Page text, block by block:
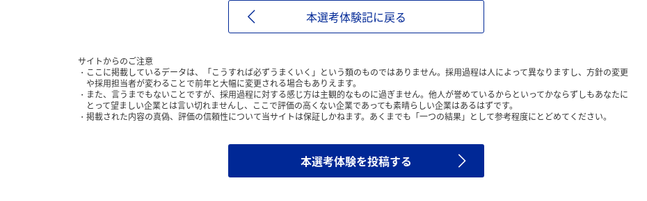
本選考体験記に戻る
サイトからのご注意
ここに掲載しているデータは、「こうすれば必ずうまくいく」という類のものではありません。採用過程は人によって異なりますし、方針の変更
や採用担当者が変わることで前年と大幅に変更される場合もありえます。
また、言うまでもないことですが、採用過程に対する感じ方は主観的なものに過ぎません。他人が誉めているからといってかならずしもあなたに
とって望ましい企業とは言い切れませんし、ここで評価の高くない企業であっても素晴らしい企業はあるはずです。
掲載された内容の真偽、評価の信頼性について当サイトは保証しかねます。あくまでも「一つの結果」として参考程度にとどめてください。
本選考体験を投稿する